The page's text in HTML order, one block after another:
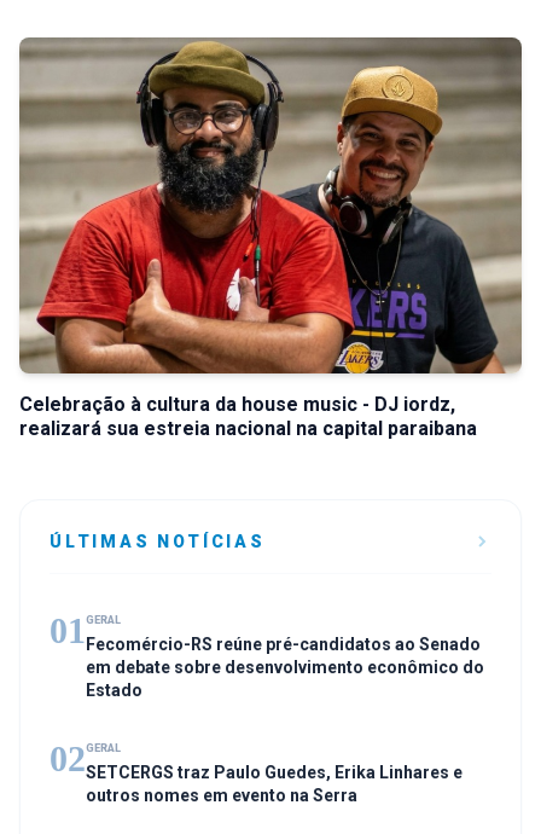
Celebração à cultura da house music - DJ iordz,
realizará sua estreia nacional na capital paraibana
ÚLTIMAS NOTÍCIAS
01 GERAL
Fecomércio-RS reúne pré-candidatos ao Senado
em debate sobre desenvolvimento econômico do
Estado
02GERAL
SETCERGS traz Paulo Guedes, Erika Linhares e
outros nomes em evento na Serra